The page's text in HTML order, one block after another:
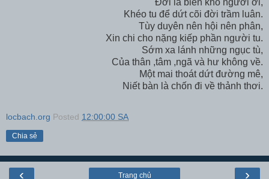
Khéo tu để dứt cõi đời trầm luân.
Tùy duyên nên hội nên phân,
Xin chi cho nặng kiếp phần người tu.
Sớm xa lánh những ngục tù,
Của thân ,tâm ,ngã và hư không về.
Một mai thoát dứt đường mê,
Niết bàn là chốn đi về thảnh thơi.
locbach.org Posted 12:00:00 SA
Chia sẻ
‹ ›
Trang chủ